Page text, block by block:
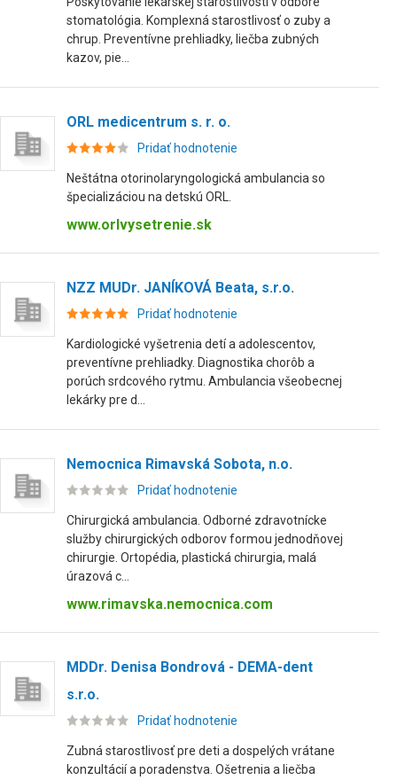
stomatológia. Komplexná starostlivosť o zuby a
chrup. Preventívne prehliadky, liečba zubných
kazov, pie...
ORL medicentrum s. r. o.
Pridať hodnotenie
Neštátna otorinolaryngologická ambulancia so
špecializáciou na detskú ORL.
www.orlvysetrenie.sk
NZZ MUDr. JANÍKOVÁ Beata, s.r.o.
Pridať hodnotenie
Kardiologické vyšetrenia detí a adolescentov,
preventívne prehliadky. Diagnostika chorôb a
porúch srdcového rytmu. Ambulancia všeobecnej
lekárky pre d...
Nemocnica Rimavská Sobota, n.o.
Pridať hodnotenie
Chirurgická ambulancia. Odborné zdravotnícke
služby chirurgických odborov formou jednodňovej
chirurgie. Ortopédia, plastická chirurgia, malá
úrazová c...
www.rimavska.nemocnica.com
MDDr. Denisa Bondrová - DEMA-dent
s.r.o.
Pridať hodnotenie
Zubná starostlivosť pre deti a dospelých vrátane
konzultácií a poradenstva. Ošetrenia a liečba